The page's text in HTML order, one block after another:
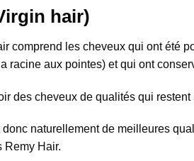
hair)
comprend les cheveux qui ont été
racine aux pointes) et qui ont
des cheveux de qualités qui
donc naturellement de meilleures
Remy Hair.